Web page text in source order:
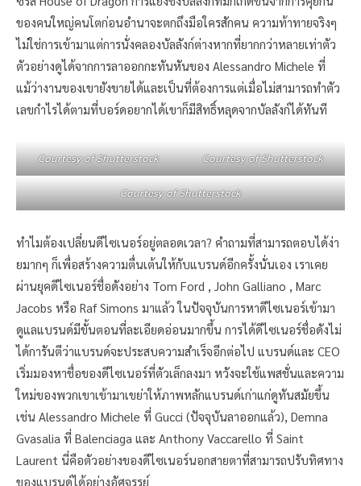
ของคนใหญ่คนโตก่อนอำนาจะตกถึงมือใครสักคน ความท้าทายจริงๆ
ไม่ใช่การเข้ามาแต่การนั่งคลองบัลลังก์ต่างหากที่ยากกว่าหลายเท่าตัว
ตัวอย่างดูได้จากการลาออกกะทันหันของ Alessandro Michele ที่
แม้ว่างานของเขายังขายได้และเป็นที่ต้องการแต่เมื่อไม่สามารถทำตัว
เลขกำไรได้ตามที่บอร์ดอยากได้เขาก็มีสิทธิ์หลุดจากบัลลังก์ได้ทันที
Courtesy of Shutterstock Courtesy of Shutterstock
Courtesy of Shutterstock
ทำไมต้องเปลี่ยนดีไซเนอร์อยู่ตลอดเวลา? คำถามที่สามารถตอบได้ง่า
ยมากๆ ก็เพื่อสร้างความตื่นเต้นให้กับแบรนด์อีกครั้งนั่นเอง เราเคย
ผ่านยุคดีไซเนอร์ชื่อดังอย่าง Tom Ford , John Galliano , Marc
Jacobs หรือ Raf Simons มาแล้ว ในปัจจุบันการหาดีไซเนอร์เข้ามา
ดูแลแบรนด์มีขั้นตอนที่ละเอียดอ่อนมากขึ้น การได้ดีไซเนอร์ชื่อดังไม่
ได้การันตีว่าแบรนด์จะประสบความสำเร็จอีกต่อไป แบรนด์และ CEO
เริ่มมองหาชื่อของดีไซเนอร์ที่ตัวเล็กลงมา หวังจะใช้แพสชั่นและความ
ใหม่ของพวกเขาเข้ามาเขย่าให้ภาพหลักแบรนด์เก่าแก่ดูทันสมัยขึ้น
เช่น Alessandro Michele ที่ Gucci (ปัจจุบันลาออกแล้ว), Demna
Gvasalia ที่ Balenciaga และ Anthony Vaccarello ที่ Saint
Laurent นี่คือตัวอย่างของดีไซเนอร์นอกสายตาที่สามารถปรับทิศทาง
ของแบรนด์ได้อย่างอัศจรรย์